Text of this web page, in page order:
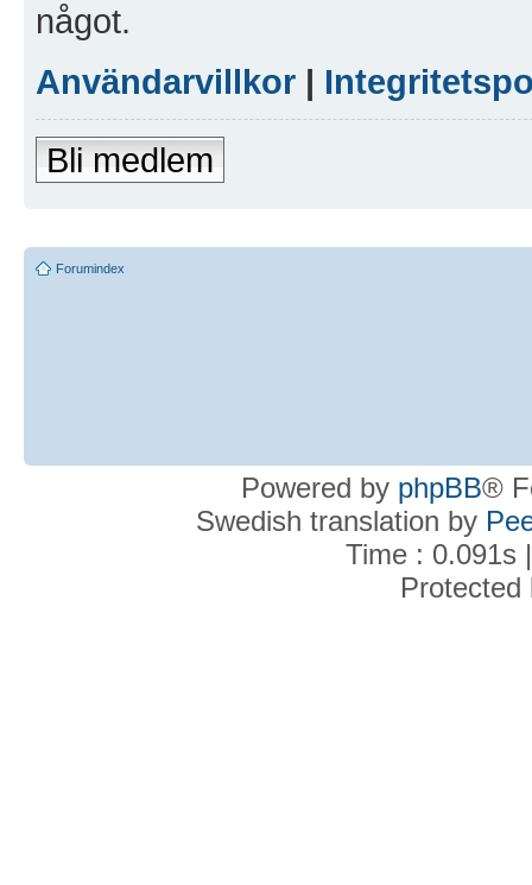
något.
Användarvillkor |
Bli medlem
Forumindex
Powered by phpBB®
Swedish translation by
Time : 0.091s